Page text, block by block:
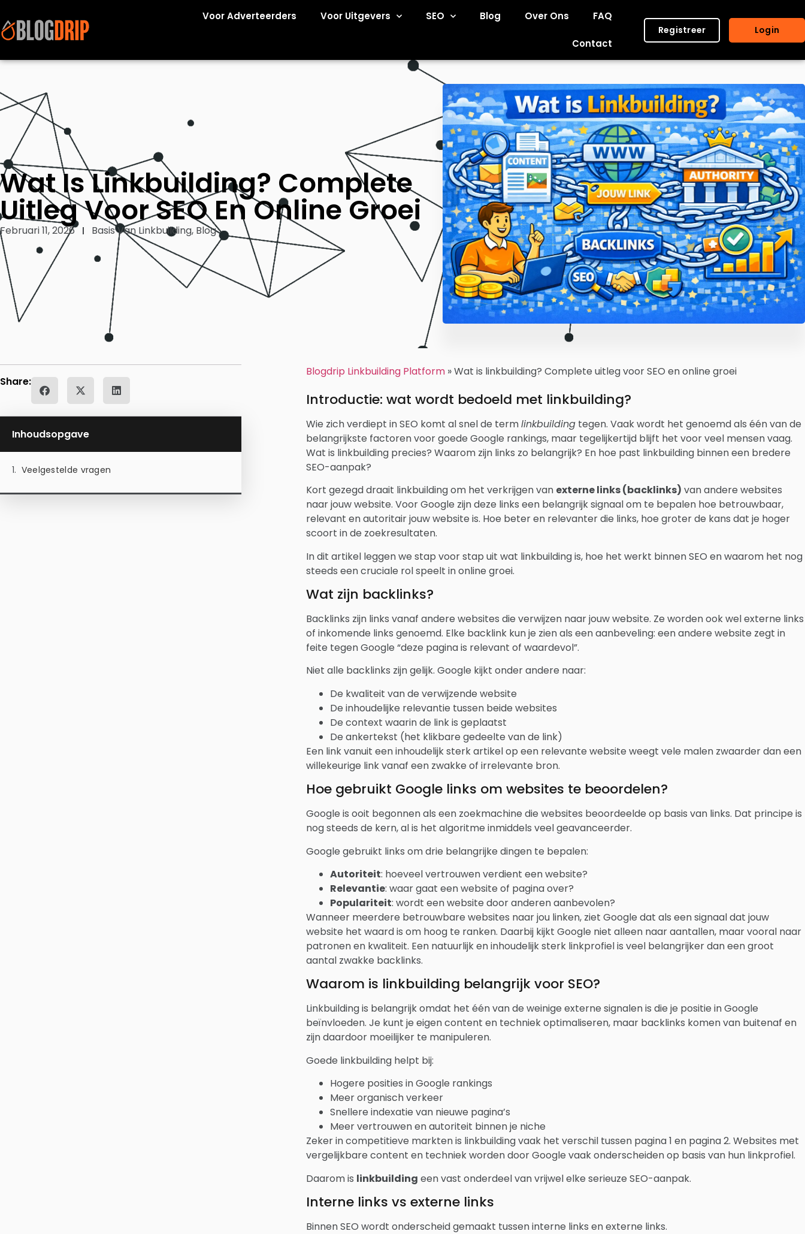
Voor Adverteerders Voor Uitgevers SEO Blog Over Ons FAQ
Contact
Registreer Login
Wat Is Linkbuilding? Complete
Uitleg Voor SEO En Online Groei
Februari 11, 2026 Basis Van Linkbuilding, Blog
Share:
Inhoudsopgave
Veelgestelde vragen
Blogdrip Linkbuilding Platform»Wat is linkbuilding? Complete uitleg voor SEO en online groei
Introductie: wat wordt bedoeld met linkbuilding?
Wie zich verdiept in SEO komt al snel de termlinkbuildingtegen. Vaak wordt het genoemd als één van de
belangrijkste factoren voor goede Google rankings, maar tegelijkertijd blijft het voor veel mensen vaag.
Wat is linkbuilding precies? Waarom zijn links zo belangrijk? En hoe past linkbuilding binnen een bredere
SEO-aanpak?
Kort gezegd draait linkbuilding om het verkrijgen van externe links (backlinks) van andere websites
naar jouw website. Voor Google zijn deze links een belangrijk signaal om te bepalen hoe betrouwbaar,
relevant en autoritair jouw website is. Hoe beter en relevanter die links, hoe groter de kans dat je hoger
scoort in de zoekresultaten.
In dit artikel leggen we stap voor stap uit wat linkbuilding is, hoe het werkt binnen SEO en waarom het nog
steeds een cruciale rol speelt in online groei.
Wat zijn backlinks?
Backlinks zijn links vanaf andere websites die verwijzen naar jouw website. Ze worden ook wel externe links
of inkomende links genoemd. Elke backlink kun je zien als een aanbeveling: een andere website zegt in
feite tegen Google “deze pagina is relevant of waardevol”.
Niet alle backlinks zijn gelijk. Google kijkt onder andere naar:
De kwaliteit van de verwijzende website
De inhoudelijke relevantie tussen beide websites
De context waarin de link is geplaatst
De ankertekst (het klikbare gedeelte van de link)
Een link vanuit een inhoudelijk sterk artikel op een relevante website weegt vele malen zwaarder dan een
willekeurige link vanaf een zwakke of irrelevante bron.
Hoe gebruikt Google links om websites te beoordelen?
Google is ooit begonnen als een zoekmachine die websites beoordeelde op basis van links. Dat principe is
nog steeds de kern, al is het algoritme inmiddels veel geavanceerder.
Google gebruikt links om drie belangrijke dingen te bepalen:
Autoriteit: hoeveel vertrouwen verdient een website?
Relevantie: waar gaat een website of pagina over?
Populariteit: wordt een website door anderen aanbevolen?
Wanneer meerdere betrouwbare websites naar jou linken, ziet Google dat als een signaal dat jouw
website het waard is om hoog te ranken. Daarbij kijkt Google niet alleen naar aantallen, maar vooral naar
patronen en kwaliteit. Een natuurlijk en inhoudelijk sterk linkprofiel is veel belangrijker dan een groot
aantal zwakke backlinks.
Waarom is linkbuilding belangrijk voor SEO?
Linkbuilding is belangrijk omdat het één van de weinige externe signalen is die je positie in Google
beïnvloeden. Je kunt je eigen content en techniek optimaliseren, maar backlinks komen van buitenaf en
zijn daardoor moeilijker te manipuleren.
Goede linkbuilding helpt bij:
Hogere posities in Google rankings
Meer organisch verkeer
Snellere indexatie van nieuwe pagina’s
Meer vertrouwen en autoriteit binnen je niche
Zeker in competitieve markten is linkbuilding vaak het verschil tussen pagina 1 en pagina 2. Websites met
vergelijkbare content en techniek worden door Google vaak onderscheiden op basis van hun linkprofiel.
Daarom is linkbuilding een vast onderdeel van vrijwel elke serieuze SEO-aanpak.
Interne links vs externe links
Binnen SEO wordt onderscheid gemaakt tussen interne links en externe links.